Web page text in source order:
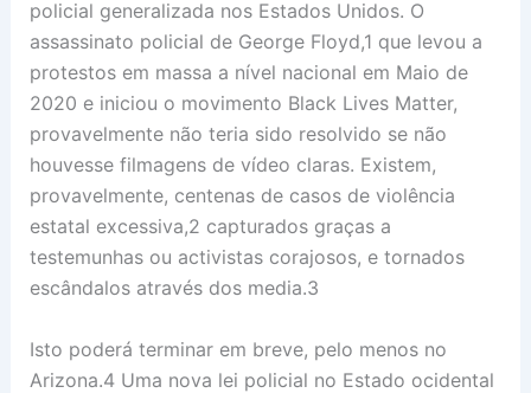
policial generalizada nos Estados Unidos. O
assassinato policial de George Floyd,1 que levou a
protestos em massa a nível nacional em Maio de
2020 e iniciou o movimento Black Lives Matter,
provavelmente não teria sido resolvido se não
houvesse filmagens de vídeo claras. Existem,
provavelmente, centenas de casos de violência
estatal excessiva,2 capturados graças a
testemunhas ou activistas corajosos, e tornados
escândalos através dos media.3
Isto poderá terminar em breve, pelo menos no
Arizona.4 Uma nova lei policial no Estado ocidental